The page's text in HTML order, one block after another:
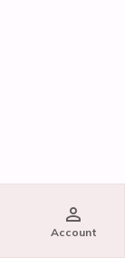
Account
Account